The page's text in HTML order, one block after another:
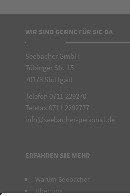
WIR SIND GERNE FÜR SIE DA
Seebacher GmbH
Tübinger Str. 15
70178 Stuttgart
Telefon 0711 229270
Telefax 0711 2292777
info@seebacher-personal.de
ERFAHREN SIE MEHR
Warum Seebacher
Über uns